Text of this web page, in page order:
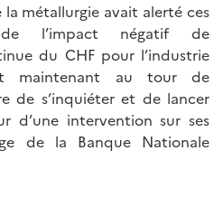
métallurgie avait alerté ces
l’impact négatif de
du CHF pour l’industrie
maintenant au tour de
de s’inquiéter et de lancer
d’une intervention sur ses
de la Banque Nationale